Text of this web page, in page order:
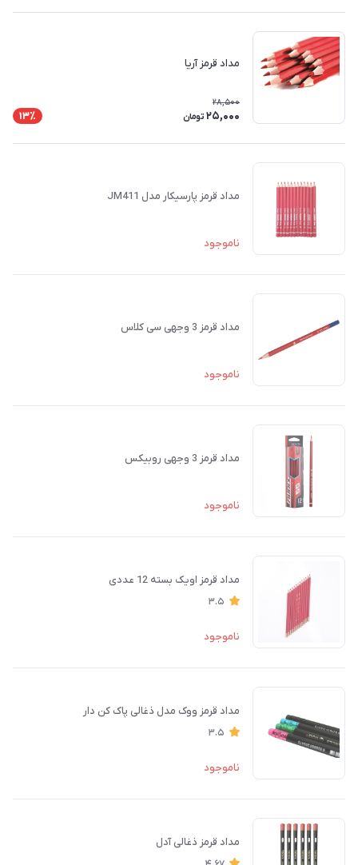
مداد قرمز آریا
28,500
25,000 تومان 13٪
مداد قرمز پارسیکار مدل JM411
ناموجود
مداد قرمز 3 وجهی سی کلاس
ناموجود
مداد قرمز 3 وجهی روبیکس
ناموجود
مداد قرمز اویک بسته 12 عددی
3.5
ناموجود
مداد قرمز ووک مدل ذغالی پاک کن دار
3.5
ناموجود
مداد قرمز ذغالی آدل